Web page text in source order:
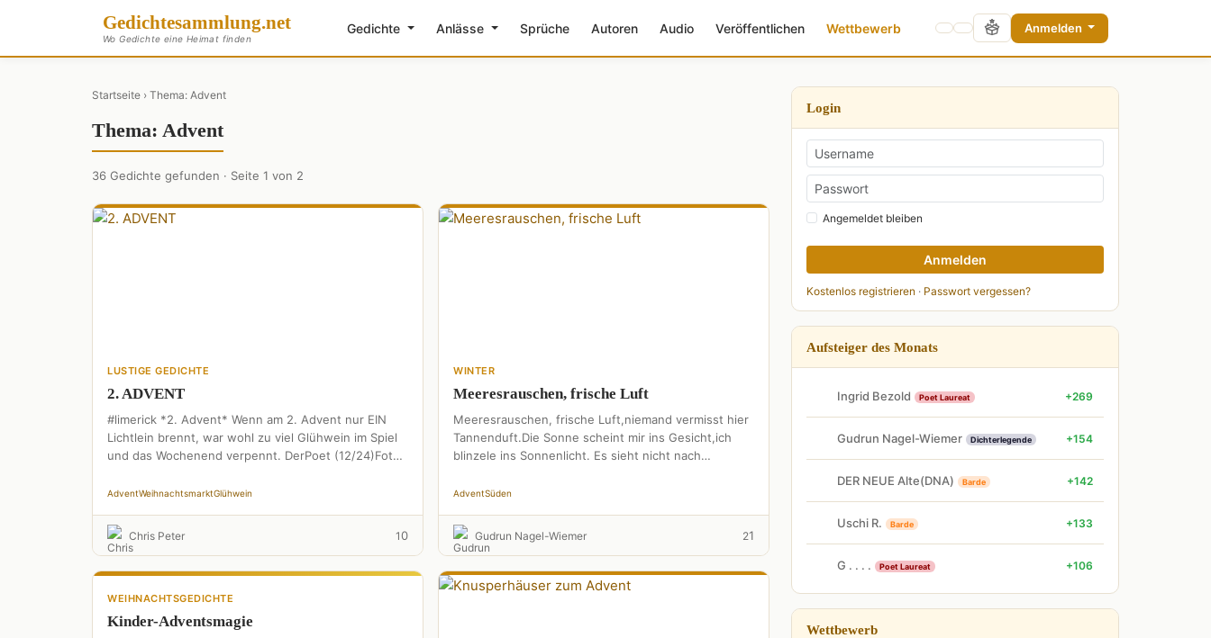
Gedichtesammlung.net
Wo Gedichte eine Heimat finden
Gedichte Anlässe Sprüche Autoren Audio Veröffentlichen Wettbewerb Anmelden
Startseite › Thema: Advent
Thema: Advent
36 Gedichte gefunden · Seite 1 von 2
LUSTIGE GEDICHTE
2. ADVENT
#limerick *2. Advent* Wenn am 2. Advent nur EIN
Lichtlein brennt, war wohl zu viel Glühwein im Spiel
und das Wochenend verpennt. DerPoet (12/24)Foto:
AdventWeihnachtsmarktGlühwein
Chris Peter 10
WINTER
Meeresrauschen, frische Luft
Meeresrauschen, frische Luft,niemand vermisst hier
Tannenduft.Die Sonne scheint mir ins Gesicht,ich
blinzele ins Sonnenlicht. Es sieht nicht nach
knusprig …
AdventSüden
Gudrun Nagel-Wiemer 21
WEIHNACHTSGEDICHTE
Kinder-Adventsmagie
Login
Angemeldet bleiben
Anmelden
Kostenlos registrieren · Passwort vergessen?
Aufsteiger des Monats
Ingrid Bezold Poet Laureat +269
Gudrun Nagel-Wiemer Dichterlegende +154
DER NEUE Alte(DNA) Barde +142
Uschi R. Barde +133
G . . . . Poet Laureat +106
Wettbewerb